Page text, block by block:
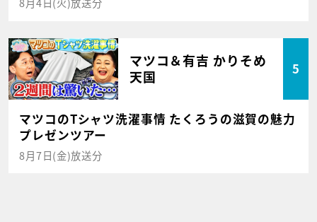
マツコ＆有吉 かりそめ
天国
5
マツコのTシャツ洗濯事情 たくろうの滋賀の魅力
プレゼンツアー
8月7日(金)放送分